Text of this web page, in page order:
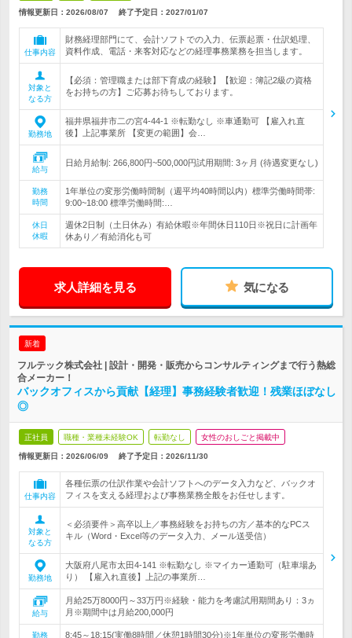
情報更新日：2026/08/07 終了予定日： 2027/01/07
仕事内容
財務経理部門にて、会計ソフトでの入力、伝票起票・仕訳処理、
資料作成、電話・来客対応などの経理事務業務を担当します。
対象と
なる方
【必須：管理職または部下育成の経験】【歓迎：簿記2級の資格
をお持ちの方】ご応募お待ちしております。
勤務地
福井県福井市二の宮4-44-1 ※転勤なし ※車通勤可 【雇入れ直
後】上記事業所 【変更の範囲】会…
給与
日給月給制: 266,800円~500,000円試用期間: 3ヶ月 (待遇変更なし)
勤務
時間
1年単位の変形労働時間制（週平均40時間以内）標準労働時間帯:
9:00~18:00 標準労働時間:…
休日
休暇
週休2日制（土日休み）有給休暇※年間休日110日※祝日に計画年
休あり／有給消化も可
求人詳細を見る 気になる
新着
フルテック株式会社 | 設計・開発・販売からコンサルティングまで行う熱総
合メーカー！
バックオフィスから貢献【経理】事務経験者歓迎！残業ほぼなし
◎
正社員 職種・業種未経験OK 転勤なし 女性のおしごと掲載中
情報更新日：2026/06/09 終了予定日： 2026/11/30
仕事内容
各種伝票の仕訳作業や会計ソフトへのデータ入力など、バックオ
フィスを支える経理および事務業務全般をお任せします。
対象と
なる方
＜必須要件＞高卒以上／事務経験をお持ちの方／基本的なPCス
キル（Word・Excel等のデータ入力、メール送受信）
勤務地
大阪府八尾市太田4‐141 ※転勤なし ※マイカー通勤可（駐車場あ
り） 【雇入れ直後】上記の事業所…
給与
月給25万8000円～33万円※経験・能力を考慮試用期間あり：3ヵ
月※期間中は月給200,000円
勤務
8:45～18:15(実働8時間／休憩1時間30分)※1年単位の変形労働時